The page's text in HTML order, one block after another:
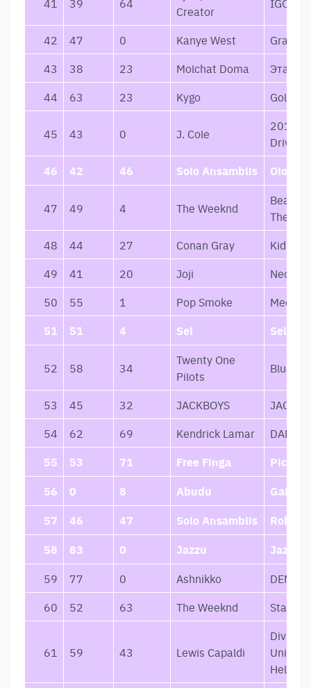
Creator
42 47 0 Kanye West
43
38 23 Molchat Doma
Этажи
44
63 23 Kygo Golden
45 43 0 J. Cole
2014
Drive
46 42 46 Solo Ansamblis Olos
47 49 4 The Weeknd
Beauty
The
48
44 27 Conan Gray
Kid
49
41 20 Joji
Nectar
50
55 1 Pop Smoke Meet
51 51 4 Sel Sel-Fi
52 58 34
Twenty One
Pilots
53 45 32 JACKBOYS
54
62 69 Kendrick Lamar DAMN.
55 53 71 Free Finga
Pick
56
0 8 Abudu
Gaisras
57
46 47 Solo Ansamblis
58
83 0 Jazzu Jazzu
59 77 0 Ashnikko
60
52 63 The Weeknd Starboy
61 59 43 Lewis Capaldi
Divinely
Hellish